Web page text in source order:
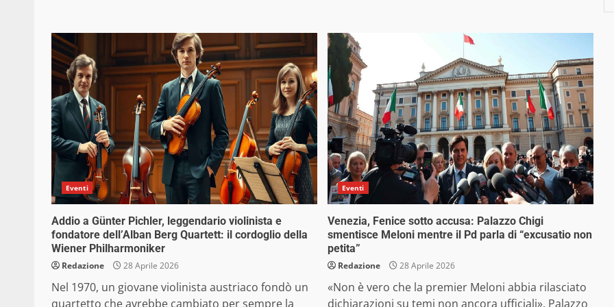
Eventi
Addio a Günter Pichler, leggendario violinista e
fondatore dell’Alban Berg Quartett: il cordoglio della
Wiener Philharmoniker
Redazione 28 Aprile 2026
Nel 1970, un giovane violinista austriaco fondò un
quartetto che avrebbe cambiato per sempre la
Eventi
Venezia, Fenice sotto accusa: Palazzo Chigi
smentisce Meloni mentre il Pd parla di “excusatio non
petita”
Redazione 28 Aprile 2026
«Non è vero che la premier Meloni abbia rilasciato
dichiarazioni su temi non ancora ufficiali». Palazzo